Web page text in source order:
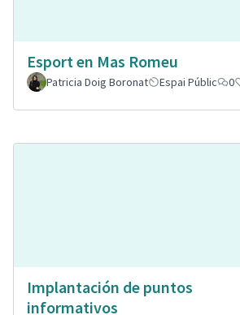
Esport en Mas Romeu
Patricia Doig Boronat
Espai Públic 0
Implantación de puntos
informativos